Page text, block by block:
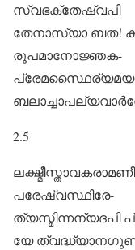
സ്വഭക്തേഷ്വപി
തേനാസ്യാ ബത!
രൂപമാനോജ്ഞക-
2.5
പരേഷ്വസ്ഥിരേ-
ത്യസ്മിന്നന്യദപി
യേ